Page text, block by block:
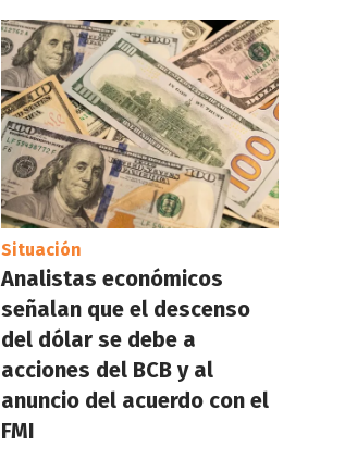
Situación
Analistas económicos
señalan que el descenso
del dólar se debe a
acciones del BCB y al
anuncio del acuerdo con el
FMI